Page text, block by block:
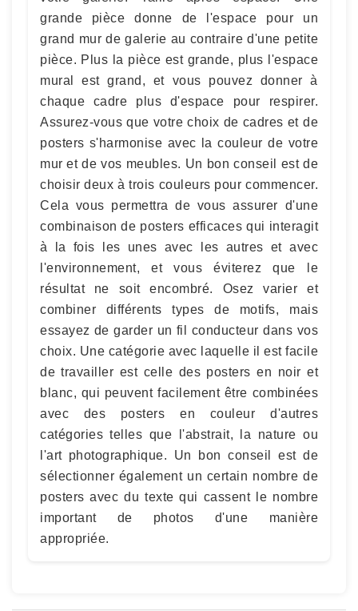
grande pièce donne de l'espace pour un
grand mur de galerie au contraire d'une petite
pièce. Plus la pièce est grande, plus l'espace
mural est grand, et vous pouvez donner à
chaque cadre plus d'espace pour respirer.
Assurez-vous que votre choix de cadres et de
posters s'harmonise avec la couleur de votre
mur et de vos meubles. Un bon conseil est de
choisir deux à trois couleurs pour commencer.
Cela vous permettra de vous assurer d'une
combinaison de posters efficaces qui interagit
à la fois les unes avec les autres et avec
l'environnement, et vous éviterez que le
résultat ne soit encombré. Osez varier et
combiner différents types de motifs, mais
essayez de garder un fil conducteur dans vos
choix. Une catégorie avec laquelle il est facile
de travailler est celle des posters en noir et
blanc, qui peuvent facilement être combinées
avec des posters en couleur d'autres
catégories telles que l'abstrait, la nature ou
l'art photographique. Un bon conseil est de
sélectionner également un certain nombre de
posters avec du texte qui cassent le nombre
important de photos d'une manière
appropriée.